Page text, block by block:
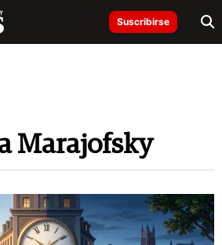
Suscribirse
Marajofsky